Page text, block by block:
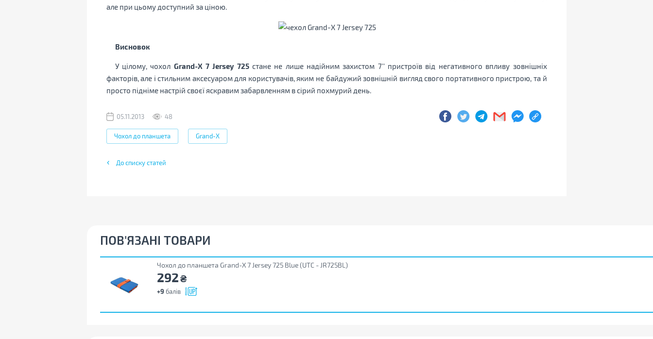
але при цьому доступний за ціною.
Висновок
У цілому, чохол Grand-X 7 Jersey 725стане не лише надійним захистом 7'' пристроїв від негативного впливу зовнішніх
факторів, але і стильним аксесуаром для користувачів, яким не байдужий зовнішній вигляд свого портативного пристрою, та й
просто підніме настрій своєї яскравим забарвленням в сірий похмурий день.
05.11.2013 48
Чохол до планшета Grand-X
До списку статей
ПОВ'ЯЗАНІ ТОВАРИ
Чохол до планшета Grand-X 7 Jersey 725 Blue (UTC - JR725BL)
292₴
+9 балів